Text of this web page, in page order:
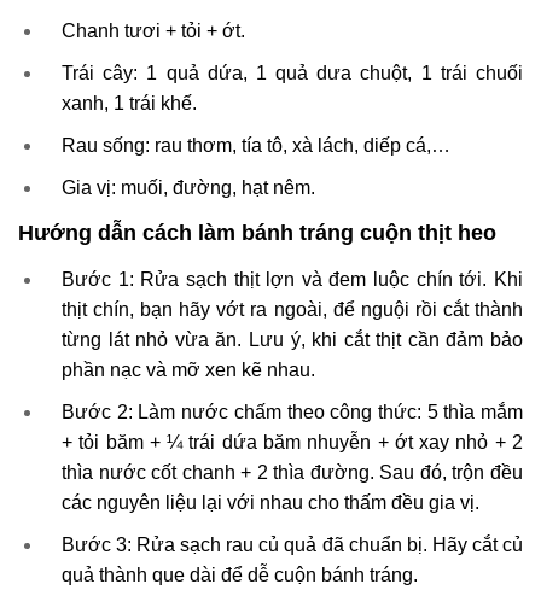
Chanh tươi + tỏi + ớt.
Trái cây: 1 quả dứa, 1 quả dưa chuột, 1 trái chuối
xanh, 1 trái khế.
Rau sống: rau thơm, tía tô, xà lách, diếp cá,…
Gia vị: muối, đường, hạt nêm.
Hướng dẫn cách làm bánh tráng cuộn thịt heo
Bước 1: Rửa sạch thịt lợn và đem luộc chín tới. Khi
thịt chín, bạn hãy vớt ra ngoài, để nguội rồi cắt thành
từng lát nhỏ vừa ăn. Lưu ý, khi cắt thịt cần đảm bảo
phần nạc và mỡ xen kẽ nhau.
Bước 2: Làm nước chấm theo công thức: 5 thìa mắm
+ tỏi băm + ¼ trái dứa băm nhuyễn + ớt xay nhỏ + 2
thìa nước cốt chanh + 2 thìa đường. Sau đó, trộn đều
các nguyên liệu lại với nhau cho thấm đều gia vị.
Bước 3: Rửa sạch rau củ quả đã chuẩn bị. Hãy cắt củ
quả thành que dài để dễ cuộn bánh tráng.